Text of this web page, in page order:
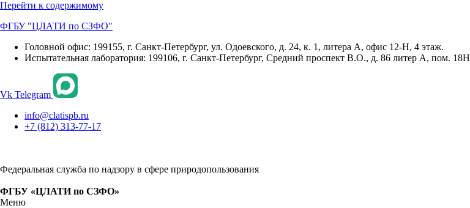
Перейти к содержимому
ФГБУ "ЦЛАТИ по СЗФО"
Головной офис: 199155, г. Санкт-Петербург, ул. Одоевского, д. 24, к. 1, литера А, офис 12-Н, 4 этаж.
Испытательная лаборатория: 199106, г. Санкт-Петербург, Средний проспект В.О., д. 86 литер А, пом. 18Н
Vk Telegram
info@clatispb.ru
+7 (812) 313-77-17
Федеральная служба по надзору в сфере природопользования
ФГБУ «ЦЛАТИ по СЗФО»
Меню